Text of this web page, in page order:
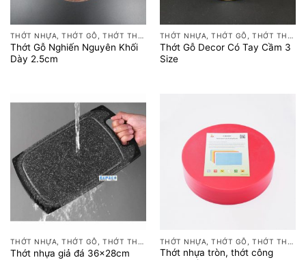
THỚT NHỰA, THỚT GỖ, THỚT THÉP
Thớt Gỗ Nghiến Nguyên Khối
Dày 2.5cm
THỚT NHỰA, THỚT GỖ, THỚT THÉP
Thớt Gỗ Decor Có Tay Cầm 3
Size
THỚT NHỰA, THỚT GỖ, THỚT THÉP
Thớt nhựa giả đá 36x28cm
THỚT NHỰA, THỚT GỖ, THỚT THÉP
Thớt nhựa tròn, thớt công